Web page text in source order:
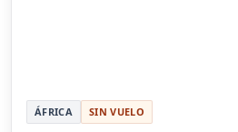
ÁFRICA SIN VUELO